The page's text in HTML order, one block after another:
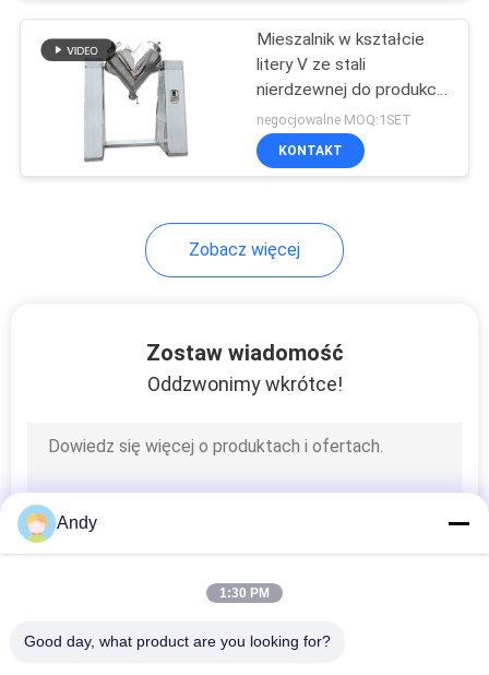
Maszyna do
rozdrabniania
proszku
Ultradźwiękowy
Przesiewacz
wibracyjny
Mieszalnik w kształcie
litery V ze stali
nierdzewnej do produkcji
żywności i surowców
chemicznych
negocjowalne MOQ:1SET
KONTAKT
Zobacz więcej
Zostaw wiadomość
Oddzwonimy wkrótce!
Andy
1:30 PM
Good day, what product are you looking for?